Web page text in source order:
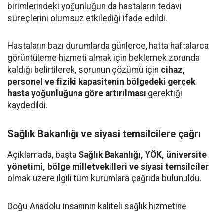
birimlerindeki yoğunluğun da hastaların tedavi
süreçlerini olumsuz etkilediği ifade edildi.
Hastaların bazı durumlarda günlerce, hatta haftalarca
görüntüleme hizmeti almak için beklemek zorunda
kaldığı belirtilerek, sorunun çözümü için cihaz,
personel ve fiziki kapasitenin bölgedeki gerçek
hasta yoğunluğuna göre artırılması gerektiği
kaydedildi.
Sağlık Bakanlığı ve siyasi temsilcilere çağrı
Açıklamada, başta Sağlık Bakanlığı, YÖK, üniversite
yönetimi, bölge milletvekilleri ve siyasi temsilciler
olmak üzere ilgili tüm kurumlara çağrıda bulunuldu.
Doğu Anadolu insanının kaliteli sağlık hizmetine